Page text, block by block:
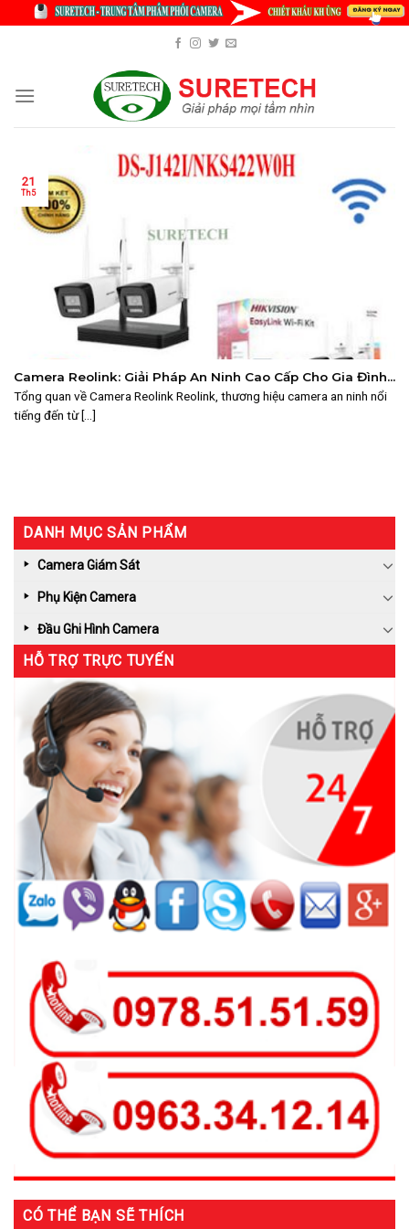
Camera Reolink: Giải Pháp An Ninh Cao Cấp Cho Gia Đình
và Doanh Nghiệp Nhỏ 2025
Tổng quan về Camera Reolink Reolink, thương hiệu camera an ninh nổi
tiếng đến từ [...]
21
Th5
DANH MỤC SẢN PHẨM
Camera Giám Sát
Phụ Kiện Camera
Đầu Ghi Hình Camera
HỖ TRỢ TRỰC TUYẾN
CÓ THỂ BẠN SẼ THÍCH